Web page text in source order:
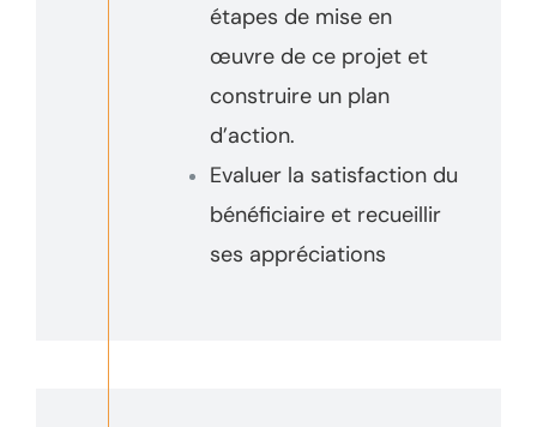
étapes de mise en
œuvre de ce projet et
construire un plan
d’action.
Evaluer la satisfaction du
bénéficiaire et recueillir
ses appréciations